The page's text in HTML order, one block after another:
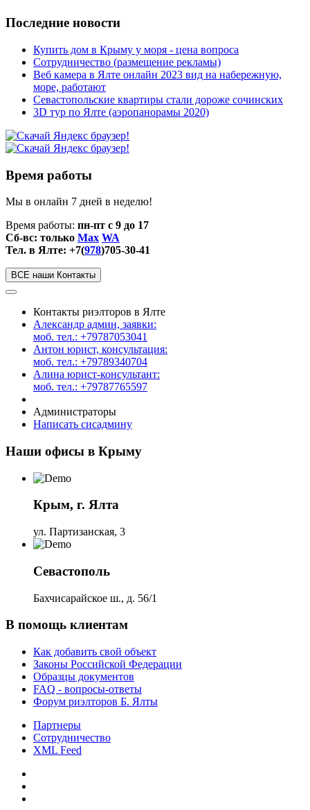
Последние новости
Купить дом в Крыму у моря - цена вопроса
Сотрудничество (размещение рекламы)
Веб камера в Ялте онлайн 2023 вид на набережную,
море, работают
Севастопольские квартиры стали дороже сочинских
3D тур по Ялте (аэропанорамы 2020)
Время работы
Мы в онлайн 7 дней в неделю!
Время работы: пн-пт с 9 до 17
Сб-вс: только Max WA
Тел. в Ялте: +7(978)705-30-41
ВСЕ наши Контакты
Контакты риэлторов в Ялте
Александр админ, заявки:
моб. тел.: +79787053041
Антон юрист, консультация:
моб. тел.: +79789340704
Алина юрист-консультант:
моб. тел.: +79787765597
Администраторы
Написать сисадмину
Наши офисы в Крыму
Крым, г. Ялта
ул. Партизанская, 3
Севастополь
Бахчисарайское ш., д. 56/1
В помощь клиентам
Как добавить свой объект
Законы Российской Федерации
Образцы документов
FAQ - вопросы-ответы
Форум риэлторов Б. Ялты
Партнеры
Сотрудничество
XML Feed